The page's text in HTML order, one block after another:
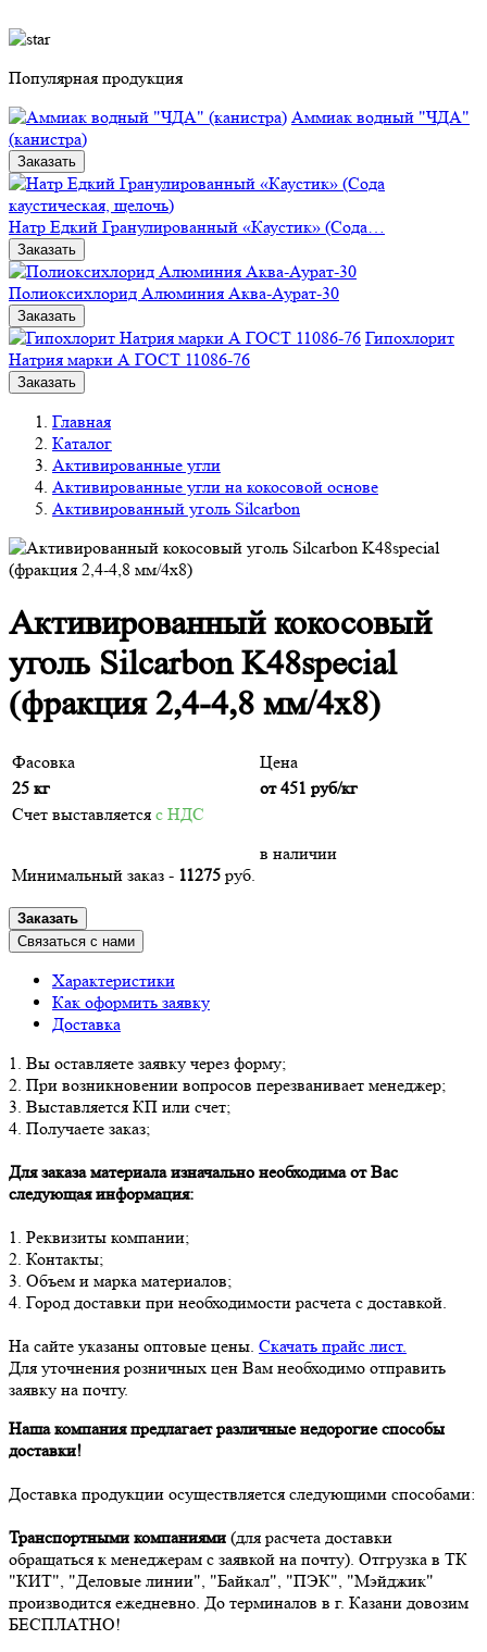
Популярная продукция
Аммиак водный "ЧДА"
(канистра)
Заказать
Натр Едкий Гранулированный «Каустик» (Сода…
Заказать
Полиоксихлорид Алюминия Аква-Аурат-30
Заказать
Гипохлорит
Натрия марки А ГОСТ 11086-76
Заказать
Главная
Каталог
Активированные угли
Активированные угли на кокосовой основе
Активированный уголь Silcarbon
Активированный кокосовый
уголь Silcarbon K48special
(фракция 2,4-4,8 мм/4х8)
Фасовка
Цена
25 кг
от451 руб/кг
Счет выставляется с НДС
Минимальный заказ - 11275 руб.
в наличии
Заказать
Связаться с нами
Характеристики
Как оформить заявку
Доставка
1. Вы оставляете заявку через форму;
2. При возникновении вопросов перезванивает менеджер;
3. Выставляется КП или счет;
4. Получаете заказ;
Для заказа материала изначально необходима от Вас
следующая информация:
1. Реквизиты компании;
2. Контакты;
3. Объем и марка материалов;
4. Город доставки при необходимости расчета с доставкой.
На сайте указаны оптовые цены. Скачать прайс лист.
Для уточнения розничных цен Вам необходимо отправить
заявку на почту.
Наша компания предлагает различные недорогие способы
доставки!
Доставка продукции осуществляется следующими способами:
Транспортными компаниями (для расчета доставки
обращаться к менеджерам с заявкой на почту). Отгрузка в ТК
"КИТ", "Деловые линии", "Байкал", "ПЭК", "Мэйджик"
производится ежедневно. До терминалов в г. Казани довозим
БЕСПЛАТНО!